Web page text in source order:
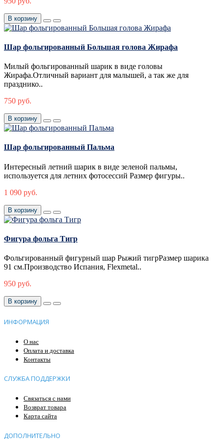
В корзину
Шар фольгированный Большая голова Жирафа
Милый фольгированный шарик в виде головы
Жирафа.Отличный вариант для малышей, а так же для
празднико..
750 руб.
В корзину
Шар фольгированный Пальма
Интересный летний шарик в виде зеленой пальмы,
используется для летних фотосессий Размер фигуры..
1 090 руб.
В корзину
Фигура фольга Тигр
Фольгированный фигурный шар Рыжий тигрРазмер шарика
91 см.Производство Испания, Flexmetal..
950 руб.
В корзину
ИНФОРМАЦИЯ
О нас
Оплата и доставка
Контакты
СЛУЖБА ПОДДЕРЖКИ
Связаться с нами
Возврат товара
Карта сайта
ДОПОЛНИТЕЛЬНО